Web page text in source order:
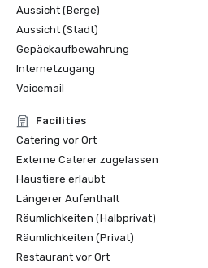
Aussicht (Berge)
Aussicht (Stadt)
Gepäckaufbewahrung
Internetzugang
Voicemail
Facilities
Catering vor Ort
Externe Caterer zugelassen
Haustiere erlaubt
Längerer Aufenthalt
Räumlichkeiten (Halbprivat)
Räumlichkeiten (Privat)
Restaurant vor Ort